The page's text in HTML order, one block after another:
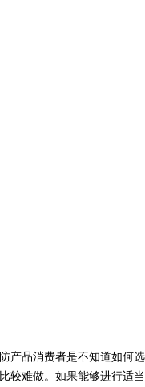
产品消费者是不知道如何
较难做。如果能够进行适